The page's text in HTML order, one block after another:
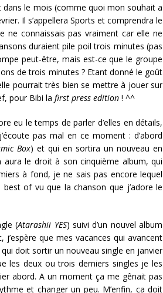
dans le mois (comme quoi mon souhait a
Il s’appellera Sports et comprendra le
ne connaissais pas vraiment car elle ne
duraient pile poil trois minutes (pas
peut-être, mais est-ce que le groupe
de trois minutes ? Etant donné le goût
pourrait très bien se mettre à jouer sur
pour Bibi la first press edition ! ^^
eu le temps de parler d’elles en détails,
pas mal en ce moment : d’abord
Box) et qui en sortira un nouveau en
le droit à son cinquième album, qui
à fond, je ne sais pas encore lequel
of vu que la chanson que j’adore le
(Atarashii YES) suivi d’un nouvel album
j’espère que mes vacances qui avancent
doit sortir un nouveau single en janvier
les deux ou trois derniers singles je les
abord. A un moment ça me gênait pas
et changer un peu. M’enfin, ça doit